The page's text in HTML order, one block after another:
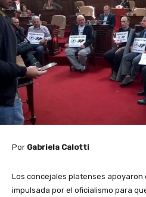
Por Gabriela Calotti
Los concejales platenses apoyaron
impulsada por el oficialismo para